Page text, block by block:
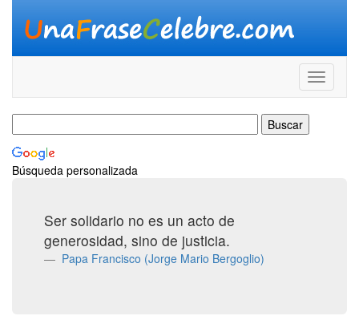
Búsqueda personalizada
Ser solidario no es un acto de
generosidad, sino de justicia.
Papa Francisco (Jorge Mario Bergoglio)